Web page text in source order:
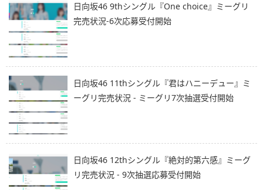
日向坂46 9thシングル『One choice』ミーグリ
完売状況-6次応募受付開始
日向坂46 11thシングル『君はハニーデュー』ミ
ーグリ完売状況 - ミーグリ7次抽選受付開始
日向坂46 12thシングル『絶対的第六感』ミーグ
リ完売状況 - 9次抽選応募受付開始